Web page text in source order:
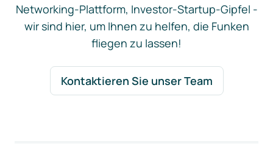
Networking-Plattform, Investor-Startup-Gipfel -
wir sind hier, um Ihnen zu helfen, die Funken
fliegen zu lassen!
Kontaktieren Sie unser Team